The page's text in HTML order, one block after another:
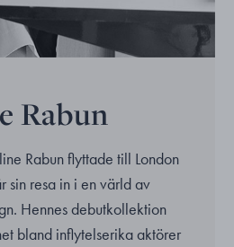
Rabun
Rabun flyttade till London
sin resa in i en värld av
Hennes debutkollektion
bland inflytelserika aktörer